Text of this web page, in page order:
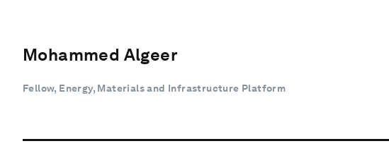
Mohammed Algeer
Fellow, Energy, Materials and Infrastructure Platform